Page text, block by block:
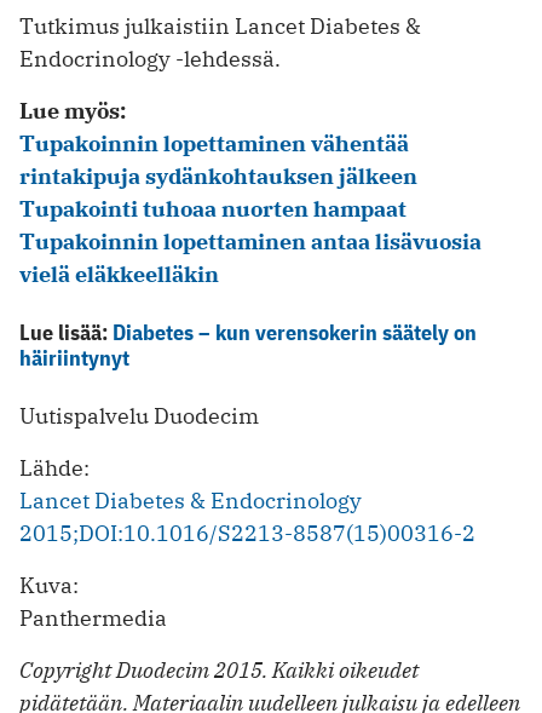
Tutkimus julkaistiin Lancet Diabetes &
Endocrinology -lehdessä.
Lue myös:
Tupakoinnin lopettaminen vähentää
rintakipuja sydänkohtauksen jälkeen
Tupakointi tuhoaa nuorten hampaat
Tupakoinnin lopettaminen antaa lisävuosia
vielä eläkkeelläkin
Lue lisää: Diabetes – kun verensokerin säätely on
häiriintynyt
Uutispalvelu Duodecim
Lähde:
Lancet Diabetes & Endocrinology
2015;DOI:10.1016/S2213-8587(15)00316-2
Kuva:
Panthermedia
Copyright Duodecim 2015. Kaikki oikeudet
pidätetään. Materiaalin uudelleen julkaisu ja edelleen